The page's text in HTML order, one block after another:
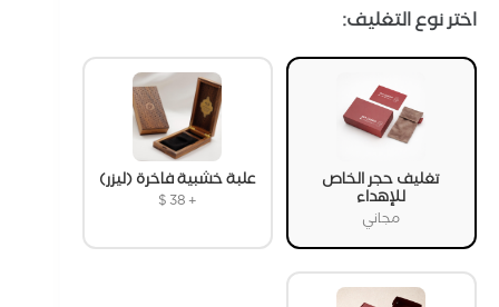
اختر نوع التغليف:
تغليف حجر الخاص
للإهداء
مجاني
علبة خشبية فاخرة (ليزر)
+
$38